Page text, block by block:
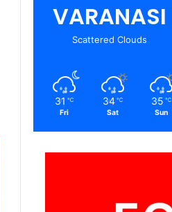
VARANASI
Scattered Clouds
31 ℃
Fri
34 ℃
Sat
35 ℃
Sun